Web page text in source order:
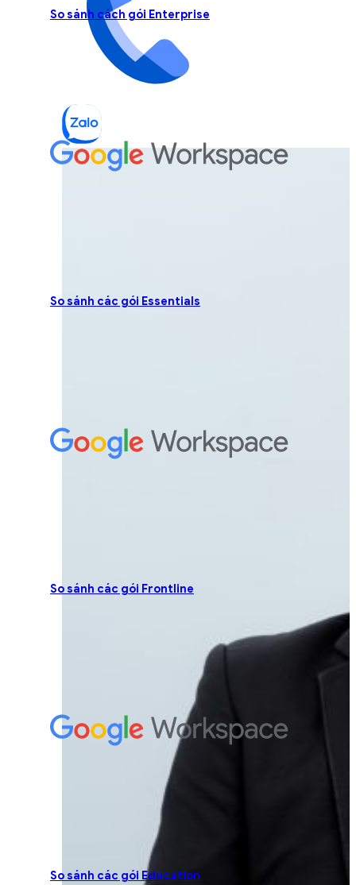
So sánh cách gói Enterprise
So sánh các gói Essentials
So sánh các gói Frontline
So sánh các gói Education